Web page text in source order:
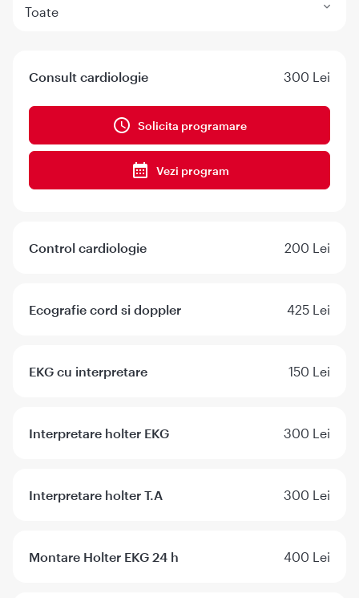
Toate
Consult cardiologie 300 Lei
Solicita programare
Vezi program
Control cardiologie 200 Lei
Ecografie cord si doppler 425 Lei
EKG cu interpretare 150 Lei
Interpretare holter EKG 300 Lei
Interpretare holter T.A 300 Lei
Montare Holter EKG 24 h 400 Lei